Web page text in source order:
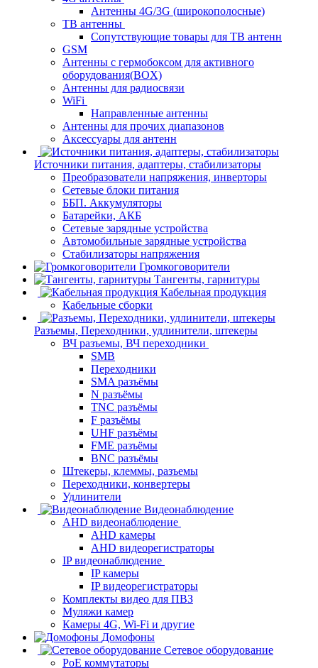
Антенны 4G/3G (широкополосные)
ТВ антенны
Сопутствующие товары для ТВ антенн
GSM
Антенны с гермобоксом для активного
оборудования(BOX)
Антенны для радиосвязи
WiFi
Направленные антенны
Антенны для прочих диапазонов
Аксессуары для антенн
Источники питания, адаптеры, стабилизаторы
Преобразователи напряжения, инверторы
Сетевые блоки питания
ББП. Аккумуляторы
Батарейки, АКБ
Сетевые зарядные устройства
Автомобильные зарядные устройства
Стабилизаторы напряжения
Громкоговорители
Тангенты, гарнитуры
Кабельная продукция
Кабельные сборки
Разъемы, Переходники, удлинители, штекеры
ВЧ разъемы, ВЧ переходники
SMB
Переходники
SMA разъёмы
N разъёмы
TNC разъёмы
F разъёмы
UHF разъёмы
FME разъёмы
BNC разъёмы
Штекеры, клеммы, разъемы
Переходники, конвертеры
Удлинители
Видеонаблюдение
AHD видеонаблюдение
AHD камеры
AHD видеорегистраторы
IP видеонаблюдение
IP камеры
IP видеорегистраторы
Комплекты видео для ПВЗ
Муляжи камер
Камеры 4G, Wi-Fi и другие
Домофоны
Сетевое оборудование
PoE коммутаторы